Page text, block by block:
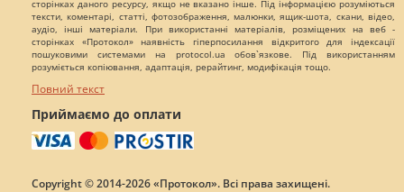
сторінках даного ресурсу, якщо не вказано інше. Під інформацією розуміються
тексти, коментарі, статті, фотозображення, малюнки, ящик-шота, скани, відео,
аудіо, інші матеріали. При використанні матеріалів, розміщених на веб -
сторінках «Протокол» наявність гіперпосилання відкритого для індексації
пошуковими системами на protocol.ua обов`язкове. Під використанням
розуміється копіювання, адаптація, рерайтинг, модифікація тощо.
Повний текст
Приймаємо до оплати
Copyright © 2014-2026 «Протокол». Всі права захищені.